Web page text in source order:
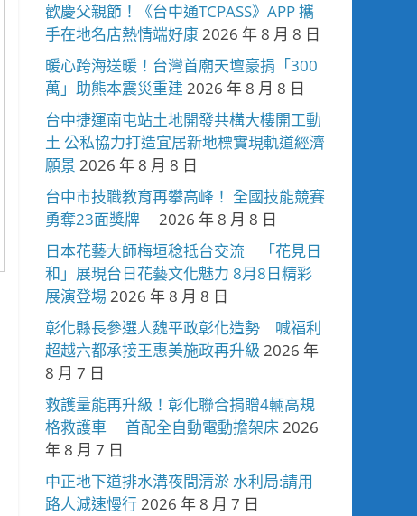
歡慶父親節！《台中通TCPASS》APP 攜
手在地名店熱情端好康2026 年 8 月 8 日
暖心跨海送暖！台灣首廟天壇豪捐「300
萬」助熊本震災重建 2026 年 8 月 8 日
台中捷運南屯站土地開發共構大樓開工動
土 公私協力打造宜居新地標實現軌道經濟
願景 2026 年 8 月 8 日
台中市技職教育再攀高峰！ 全國技能競賽
勇奪23面獎牌
2026 年 8 月 8 日
日本花藝大師梅垣稔抵台交流 「花見日
和」展現台日花藝文化魅力 8月8日精彩
展演登場2026 年 8 月 8 日
彰化縣長參選人魏平政彰化造勢 喊福利
超越六都承接王惠美施政再升級 2026 年
8 月 7 日
救護量能再升級！彰化聯合捐贈4輛高規
格救護車 首配全自動電動擔架床2026
年 8 月 7 日
中正地下道排水溝夜間清淤 水利局:請用
路人減速慢行2026 年 8 月 7 日